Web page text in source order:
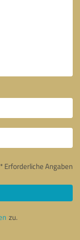
* Erforderliche Angaben
zu.